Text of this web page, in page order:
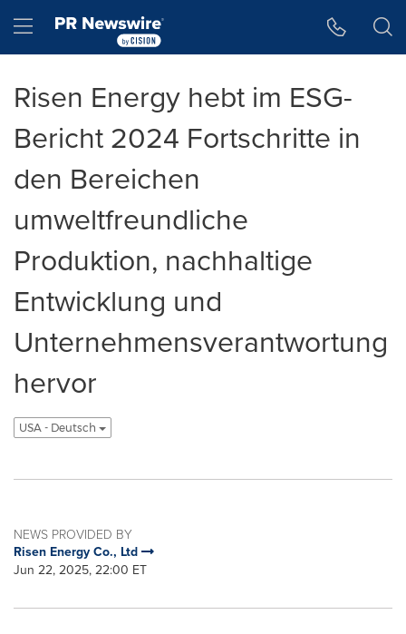
Hamburger menu
Risen Energy hebt im ESG-
Bericht 2024 Fortschritte in
den Bereichen
umweltfreundliche
Produktion, nachhaltige
Entwicklung und
Unternehmensverantwortung
hervor
USA - Deutsch
NEWS PROVIDED BY
Risen Energy Co., Ltd
Jun 22, 2025, 22:00 ET